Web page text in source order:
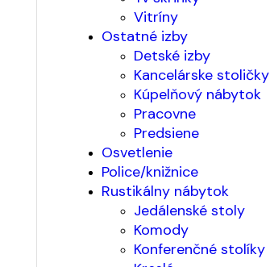
Vitríny
Ostatné izby
Detské izby
Kancelárske stoličky
Kúpelňový nábytok
Pracovne
Predsiene
Osvetlenie
Police/knižnice
Rustikálny nábytok
Jedálenské stoly
Komody
Konferenčné stolíky